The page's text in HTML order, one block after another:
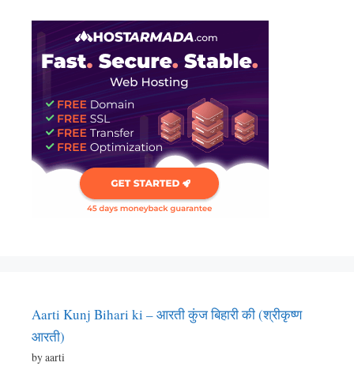
Aarti Kunj Bihari ki – आरती कुंज बिहारी की (श्रीकृष्ण
आरती)
by aarti